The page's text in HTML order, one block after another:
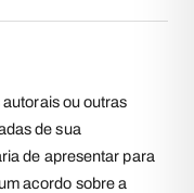
ou outras
de sua
de apresentar para
acordo sobre a